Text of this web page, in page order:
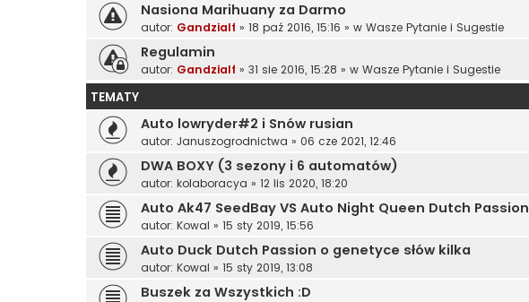
Nasiona Marihuany za Darmo
autor: Gandzialf » 18 paź 2016, 15:16 » w Wasze Pytanie i Sugestie
Regulamin
autor: Gandzialf » 31 sie 2016, 15:28 » w Wasze Pytanie i Sugestie
TEMATY
Auto lowryder#2 i Snów rusian
autor: Januszogrodnictwa » 06 cze 2021, 12:46
DWA BOXY (3 sezony i 6 automatów)
autor: kolaboracya » 12 lis 2020, 18:20
Auto Ak47 SeedBay VS Auto Night Queen Dutch Passion
autor: Kowal » 15 sty 2019, 15:56
Auto Duck Dutch Passion o genetyce słów kilka
autor: Kowal » 15 sty 2019, 13:08
Buszek za Wszystkich :D